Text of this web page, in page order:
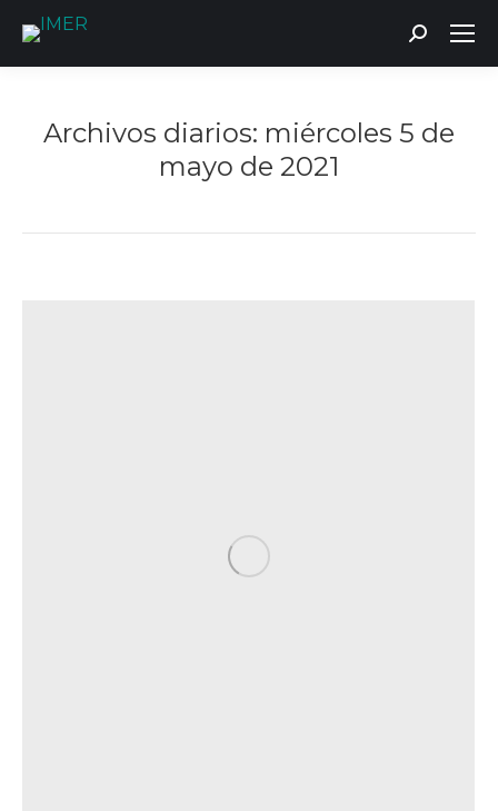
Buscar:
Archivos diarios: miércoles 5 de
mayo de 2021